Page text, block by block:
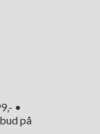
•
på